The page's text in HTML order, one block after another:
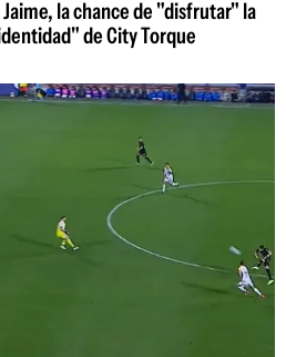
la chance de "disfrutar" la
de City Torque